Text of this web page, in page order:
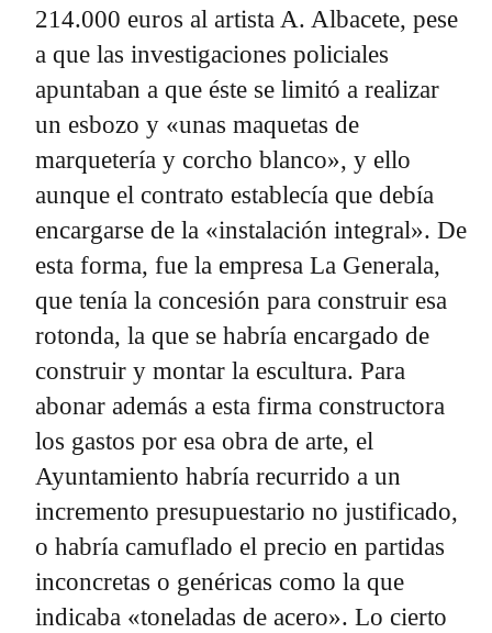
214.000 euros al artista A. Albacete, pese
a que las investigaciones policiales
apuntaban a que éste se limitó a realizar
un esbozo y «unas maquetas de
marquetería y corcho blanco», y ello
aunque el contrato establecía que debía
encargarse de la «instalación integral». De
esta forma, fue la empresa La Generala,
que tenía la concesión para construir esa
rotonda, la que se habría encargado de
construir y montar la escultura. Para
abonar además a esta firma constructora
los gastos por esa obra de arte, el
Ayuntamiento habría recurrido a un
incremento presupuestario no justificado,
o habría camuflado el precio en partidas
inconcretas o genéricas como la que
indicaba «toneladas de acero». Lo cierto